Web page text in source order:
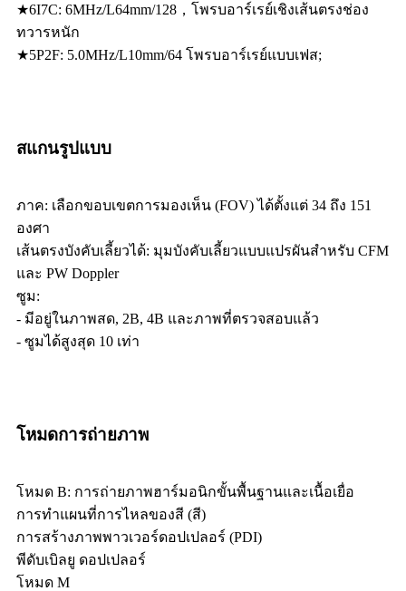
★6I7C: 6MHz/L64mm/128，โพรบอาร์เรย์เชิงเส้นตรงช่อง
ทวารหนัก
★5P2F: 5.0MHz/L10mm/64 โพรบอาร์เรย์แบบเฟส;
สแกนรูปแบบ
ภาค: เลือกขอบเขตการมองเห็น (FOV) ได้ตั้งแต่ 34 ถึง 151
องศา
เส้นตรงบังคับเลี้ยวได้: มุมบังคับเลี้ยวแบบแปรผันสำหรับ CFM
และ PW Doppler
ซูม:
- มีอยู่ในภาพสด, 2B, 4B และภาพที่ตรวจสอบแล้ว
- ซูมได้สูงสุด 10 เท่า
โหมดการถ่ายภาพ
โหมด B: การถ่ายภาพฮาร์มอนิกขั้นพื้นฐานและเนื้อเยื่อ
การทำแผนที่การไหลของสี (สี)
การสร้างภาพพาวเวอร์ดอปเปลอร์ (PDI)
พีดับเบิลยู ดอปเปลอร์
โหมด M